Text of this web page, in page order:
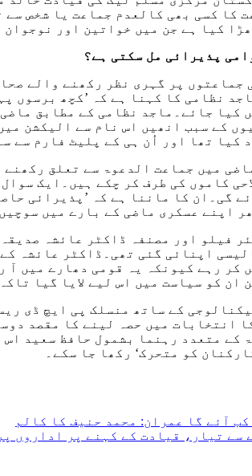
کیا ہے جن میں خواتین اور نوجوان
پذیرائی مل سکتی ہے؟
جماعتوں پر گہری نظر رکھنے والے
نظامی کا کہنا ہے کہ ’کچھ
کیا جائے۔ماجد نظامی کے مطابق
کے سبب انھیں اس نام سے الیکشن
ہی کے پلیٹ فارم سے سنہ 2018 کے انتخابات میں حصہ لیا
میں جماعت الدعوۃ سے تعلق
کاموں کی طرف کر چکے ہیں۔ایک
گی۔ان کا ماننا ہے کہ ’پذیرائی
اپنے عسکری ماضی کے بارے میں
فیلو اور مصنفہ ڈاکٹر عائشہ
اپنائی گئی تھی۔ڈاکٹر عائشہ
کر رہے کیونکہ یہ قومی دھارے میں
ان کو سیاست میں اس لیے لایا گیا
کے ساتھ منسلک پی ایچ ڈی
انتخابات میں حصہ لینے کا مقصد
کے متعدد رہنما بشمول حافظ سعید
کو متحرک‘ رکھا جا سکے۔
آئے گا عمران: محمد حنیف کا کالم